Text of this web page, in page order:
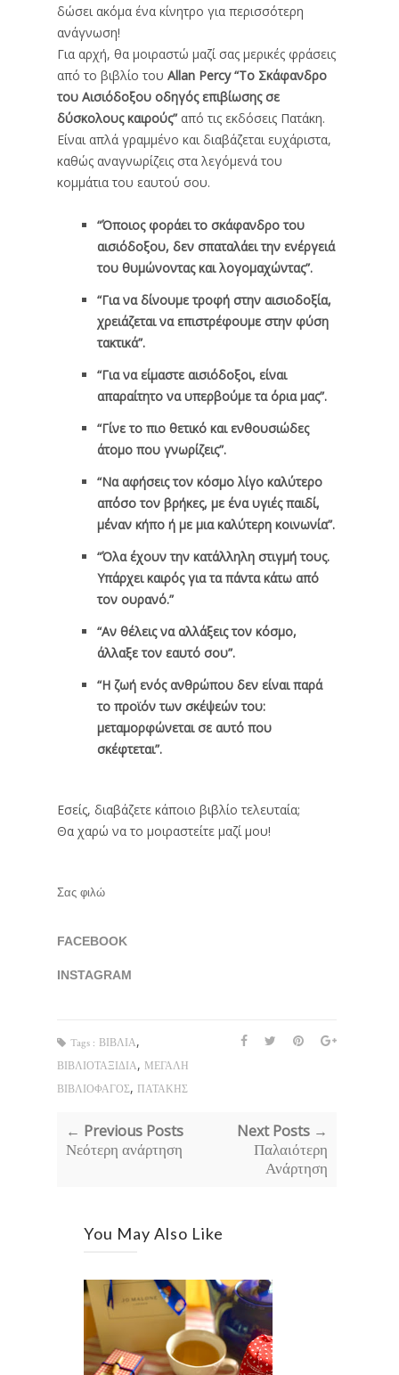
δώσει ακόμα ένα κίνητρο για περισσότερη
ανάγνωση!
Για αρχή, θα μοιραστώ μαζί σας μερικές φράσεις
από το βιβλίο του Allan Percy “Το Σκάφανδρο
του Αισιόδοξου οδηγός επιβίωσης σε
δύσκολους καιρούς” από τις εκδόσεις Πατάκη.
Είναι απλά γραμμένο και διαβάζεται ευχάριστα,
καθώς αναγνωρίζεις στα λεγόμενά του
κομμάτια του εαυτού σου.
“Όποιος φοράει το σκάφανδρο του
αισιόδοξου, δεν σπαταλάει την ενέργειά
του θυμώνοντας και λογομαχώντας”.
“Για να δίνουμε τροφή στην αισιοδοξία,
χρειάζεται να επιστρέφουμε στην φύση
τακτικά”.
“Για να είμαστε αισιόδοξοι, είναι
απαραίτητο να υπερβούμε τα όρια μας”.
“Γίνε το πιο θετικό και ενθουσιώδες
άτομο που γνωρίζεις”.
“Να αφήσεις τον κόσμο λίγο καλύτερο
απ΄όσο τον βρήκες, με ένα υγιές παιδί,
μ΄έναν κήπο ή με μια καλύτερη κοινωνία”.
“Όλα έχουν την κατάλληλη στιγμή τους.
Υπάρχει καιρός για τα πάντα κάτω από
τον ουρανό.”
“Αν θέλεις να αλλάξεις τον κόσμο,
άλλαξε τον εαυτό σου”.
“Η ζωή ενός ανθρώπου δεν είναι παρά
το προϊόν των σκέψεών του:
μεταμορφώνεται σε αυτό που
σκέφτεται”.
Εσείς, διαβάζετε κάποιο βιβλίο τελευταία;
Θα χαρώ να το μοιραστείτε μαζί μου!
Σας φιλώ
FACEBOOK
INSTAGRAM
Tags : ΒΙΒΛΙΑ,
ΒΙΒΛΙΟΤΑΞΙΔΙΑ, ΜΕΓΑΛΗ
ΒΙΒΛΙΟΦΑΓΟΣ, ΠΑΤΑΚΗΣ
← Previous Posts
Νεότερη ανάρτηση
Next Posts →
Παλαιότερη
Ανάρτηση
You May Also Like